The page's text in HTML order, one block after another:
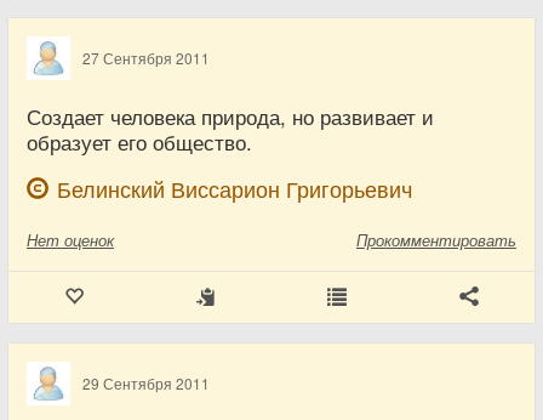
27 Сентября 2011
Создает человека природа, но развивает и
образует его общество.
Белинский Виссарион Григорьевич
Нет оценок Прокомментировать
29 Сентября 2011